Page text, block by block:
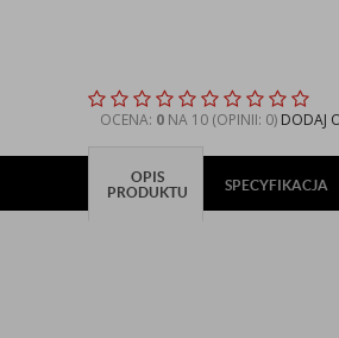
OCENA: 0 NA 10 (OPINII: 0) DODAJ
OPIS
PRODUKTU
SPECYFIKACJA